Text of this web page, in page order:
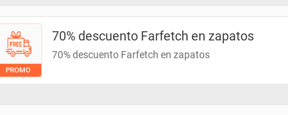
PROMO
70% descuento Farfetch en zapatos
70% descuento Farfetch en zapatos